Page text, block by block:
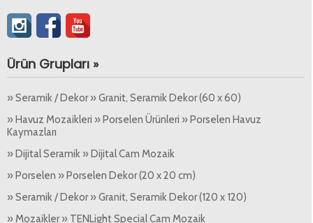
Ürün Grupları »
» Seramik / Dekor » Granit, Seramik Dekor (60 x 60)
» Havuz Mozaikleri » Porselen Ürünleri » Porselen Havuz
Kaymazları
» Dijital Seramik » Dijital Cam Mozaik
» Porselen » Porselen Dekor (20 x 20 cm)
» Seramik / Dekor » Granit, Seramik Dekor (120 x 120)
» Mozaikler » TENLight Special Cam Mozaik